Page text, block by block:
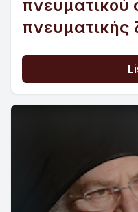
πνευματικού
πνευματικής